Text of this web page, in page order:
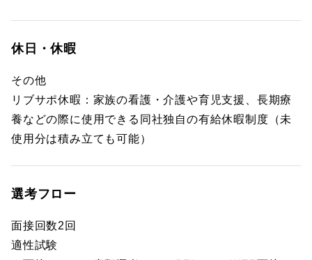
休日・休暇
その他
リブサポ休暇：家族の看護・介護や育児支援、長期療
養などの際に使用できる同社独自の有給休暇制度（未
使用分は積み立ても可能）
選考フロー
面接回数2回
適性試験